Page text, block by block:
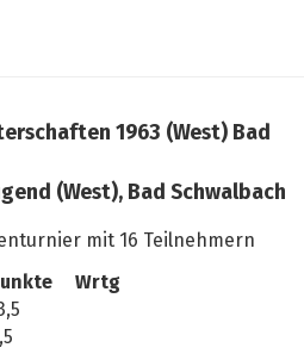
1963 (West) Bad
(West), Bad Schwalbach
mit 16 Teilnehmern
Wrtg